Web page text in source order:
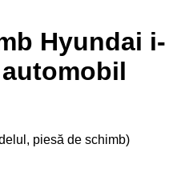
Hyundai i-
piesă de schimb)